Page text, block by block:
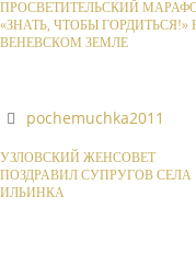
ПРОСВЕТИТЕЛЬСКИЙ
«ЗНАТЬ, ЧТОБЫ ГОРДИТЬСЯ!»
ВЕНЕВСКОМ ЗЕМЛЕ
pochemuchka2011
УЗЛОВСКИЙ ЖЕНСОВЕТ
ПОЗДРАВИЛ СУПРУГОВ СЕЛА
ИЛЬИНКА